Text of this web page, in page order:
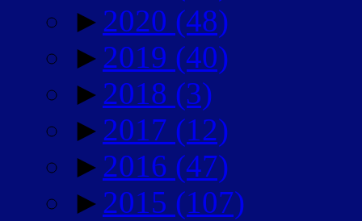
► 2020 (48)
► 2019 (40)
► 2018 (3)
► 2017 (12)
► 2016 (47)
► 2015 (107)